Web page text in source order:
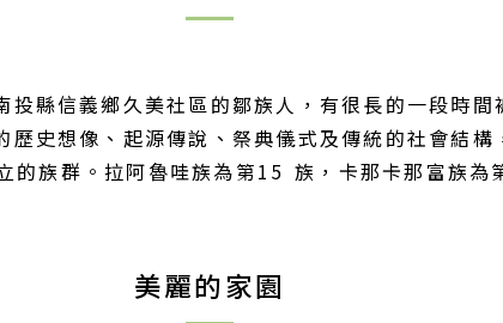
縣信義鄉久美社區的鄒族人，有很長的一段時
史想像、起源傳說、祭典儀式及傳統的社會結
族群。拉阿魯哇族為第15 族，卡那卡那富族為
美麗的家園